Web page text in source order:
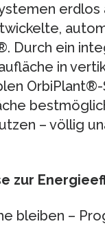
erdlos
Durch ein
in
– völlig
zur
bleiben –